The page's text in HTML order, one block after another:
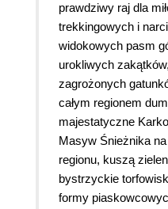
prawdziwy raj dla
trekkingowych i
widokowych pasm
urokliwych
zagrożonych
całym regionem
majestatyczne
Masyw Śnieżnika
regionu, kuszą
bystrzyckie
formy